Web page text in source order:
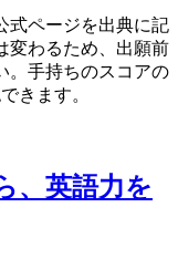
式ページを出典に記
変わるため、出願前
。手持ちのスコアの
きます。
、英語力を